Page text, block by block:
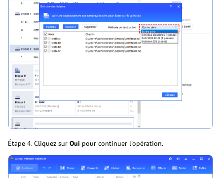
Étape 4. Cliquez sur Oui pour continuer l'opération.